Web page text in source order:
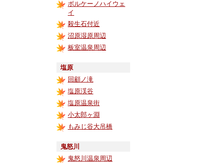
ボルケーノハイウェ
イ
殺生石付近
沼原湿原周辺
板室温泉周辺
塩原
回顧ノ滝
塩原渓谷
塩原温泉街
小太郎ヶ淵
もみじ谷大吊橋
鬼怒川
鬼怒川温泉周辺